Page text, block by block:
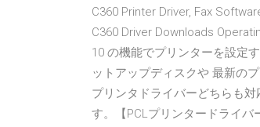
C360 Printer Driver, Fax
C360 Driver Downloads
10 の機能でプリンターを設定
ットアップディスクや 最新の
プリンタドライバーどちらも
す。【PCLプリンタードライ